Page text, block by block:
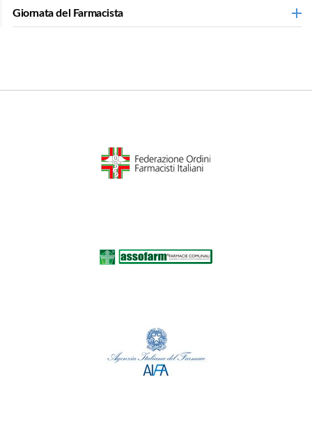
Giornata del Farmacista